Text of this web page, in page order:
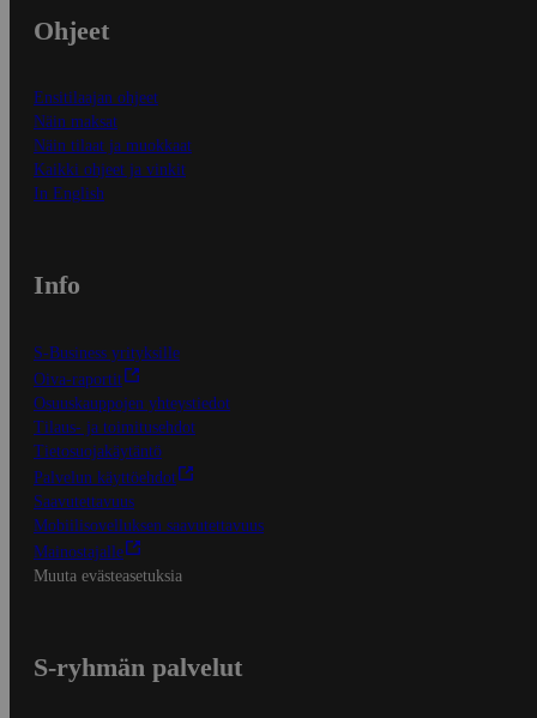
Ohjeet
Ensitilaajan ohjeet
Näin maksat
Näin tilaat ja muokkaat
Kaikki ohjeet ja vinkit
In English
Info
S-Business yrityksille
Oiva-raportit
Osuuskauppojen yhteystiedot
Tilaus- ja toimitusehdot
Tietosuojakäytäntö
Palvelun käyttöehdot
Saavutettavuus
Mobiilisovelluksen saavutettavuus
Mainostajalle
Muuta evästeasetuksia
S-ryhmän palvelut